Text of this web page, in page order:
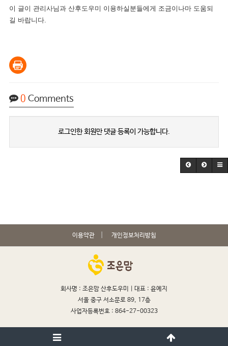
이 글이 관리사님과 산후도우미 이용하실분들에게 조금이나마 도움되
길 바랍니다.
0 Comments
로그인한 회원만 댓글 등록이 가능합니다.
이용약관 개인정보처리방침
회사명 : 조은맘 산후도우미 | 대표 : 윤예지
서울 중구 서소문로 89, 17층
사업자등록번호 : 864-27-00323